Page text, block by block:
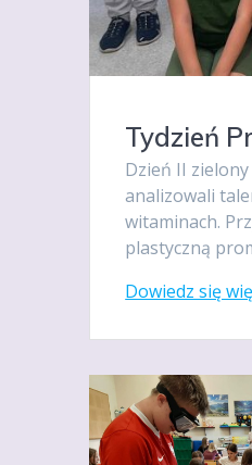
Tydzień
Dzień II zielony
analizowali
witaminach.
plastyczną
Dowiedz się